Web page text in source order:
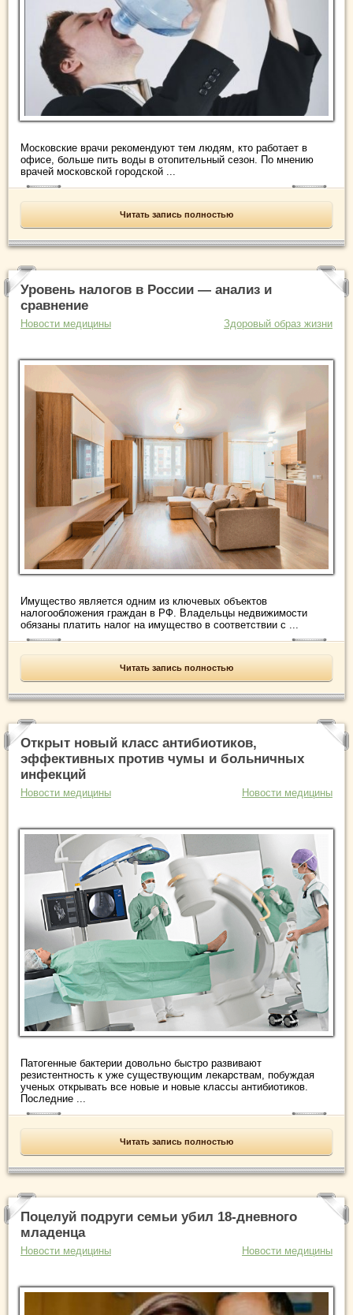
Московские врачи рекомендуют тем людям, кто работает в
офисе, больше пить воды в отопительный сезон. По мнению
врачей московской городской ...
Читать запись полностью
Уровень налогов в России — анализ и
сравнение
Новости медицины Здоровый образ жизни
Имущество является одним из ключевых объектов
налогообложения граждан в РФ. Владельцы недвижимости
обязаны платить налог на имущество в соответствии с ...
Читать запись полностью
Открыт новый класс антибиотиков,
эффективных против чумы и больничных
инфекций
Новости медицины Новости медицины
Патогенные бактерии довольно быстро развивают
резистентность к уже существующим лекарствам, побуждая
ученых открывать все новые и новые классы антибиотиков.
Последние ...
Читать запись полностью
Поцелуй подруги семьи убил 18-дневного
младенца
Новости медицины Новости медицины